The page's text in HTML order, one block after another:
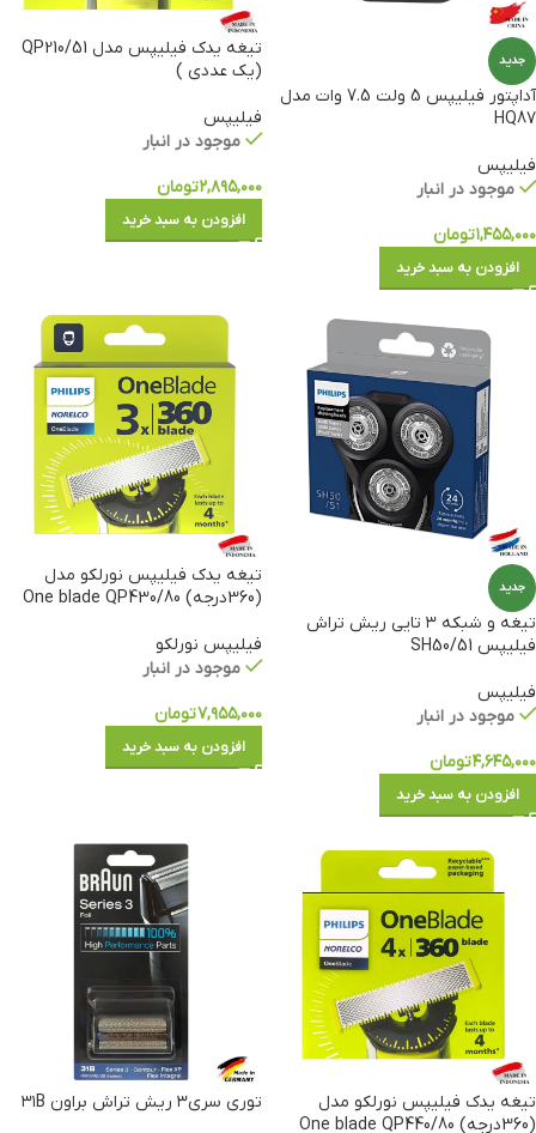
جدید
آداپتور فیلیپس 5 ولت 7.5 وات مدل
HQ87
فیلیپس
موجود در انبار
۱,۴۵۵,۰۰۰تومان
افزودن به سبد خرید
تیغه یدک فیلیپس مدل QP210/51
(یک عددی )
فیلیپس
موجود در انبار
۲,۸۹۵,۰۰۰تومان
افزودن به سبد خرید
جدید
تیغه و شبکه ۳ تایی ریش تراش
فیلیپس SH50/51
فیلیپس
موجود در انبار
۴,۶۴۵,۰۰۰تومان
افزودن به سبد خرید
تیغه یدک فیلیپس نورلکو مدل
(360درجه) One blade QP430/80
فیلیپس نورلکو
موجود در انبار
۷,۹۵۵,۰۰۰تومان
افزودن به سبد خرید
تیغه یدک فیلیپس نورلکو مدل
(360درجه) One blade QP440/80
توری سری۳ ریش تراش براون ۳۱B